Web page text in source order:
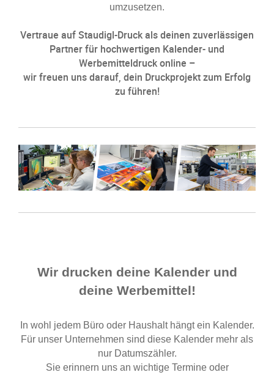
umzusetzen.
Vertraue auf Staudigl-Druck als deinen zuverlässigen
Partner für hochwertigen Kalender- und
Werbemitteldruck online –
wir freuen uns darauf, dein Druckprojekt zum Erfolg
zu führen!
Wir drucken deine Kalender und
deine Werbemittel!
In wohl jedem Büro oder Haushalt hängt ein Kalender.
Für unser Unternehmen sind diese Kalender mehr als
nur Datumszähler.
Sie erinnern uns an wichtige Termine oder